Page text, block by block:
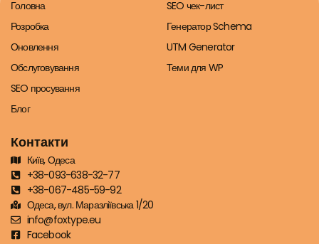
Головна
Розробка
Оновлення
Обслуговування
SEO просування
Блог
SEO чек-лист
Генератор Schema
UTM Generator
Теми для WP
Контакти
Київ, Одеса
+38-093-638-32-77
+38-067-485-59-92
Одеса, вул. Маразліївська 1/20
info@foxtype.eu
Facebook